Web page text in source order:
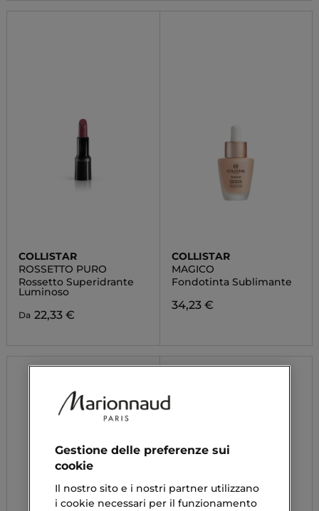
COLLISTAR
ROSSETTO PURO
Rossetto Superidrante
Luminoso
Da 22,33 €
COLLISTAR
MAGICO
Fondotinta Sublimante
34,23 €
Gestione delle preferenze sui
cookie
Il nostro sito e i nostri partner utilizzano
i cookie necessari per il funzionamento